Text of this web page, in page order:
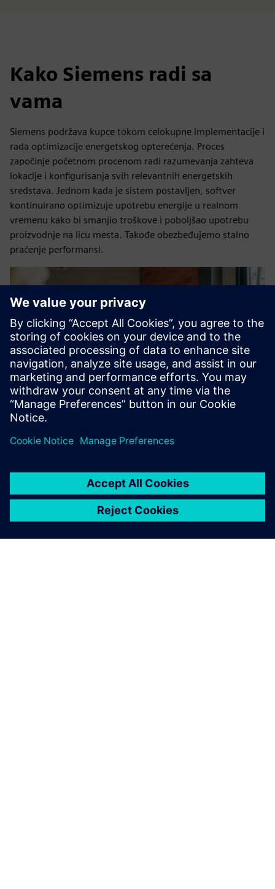
Kako Siemens radi sa
vama
Siemens podržava kupce tokom celokupne implementacije i
rada optimizacije energetskog opterećenja. Proces
započinje početnom procenom radi razumevanja zahteva
lokacije i konfigurisanja svih relevantnih energetskih
sredstava. Jednom kada je sistem postavljen, softver
kontinuirano optimizuje upotrebu energije u realnom
vremenu kako bi smanjio troškove i poboljšao upotrebu
proizvodnje na licu mesta. Takođe obezbeđujemo stalno
praćenje performansi.